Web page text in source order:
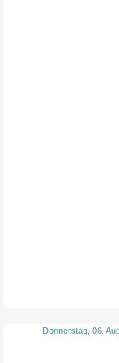
Donnerstag, 06.